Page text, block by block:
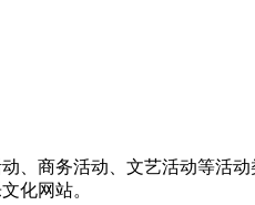
商务活动、文艺活动等活动
化网站。